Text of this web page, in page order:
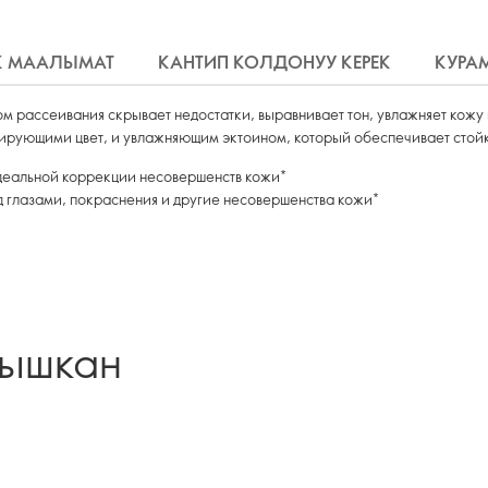
МААЛЫМАТ КАНТИП КОЛДОНУУ КЕРЕК
скрывает недостатки, выравнивает тон, увлажняет кожу
цвет, и увлажняющим эктоином, который обеспечивает
коррекции несовершенств кожи*
покраснения и другие несовершенства кожи*